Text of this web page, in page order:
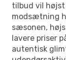
tilbud vil
modsætning
sæsonen,
lavere priser
autentisk